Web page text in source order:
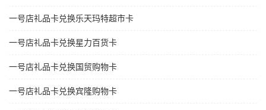
一号店礼品卡兑换乐天玛特超市卡
一号店礼品卡兑换星力百货卡
一号店礼品卡兑换国贸购物卡
一号店礼品卡兑换宾隆购物卡